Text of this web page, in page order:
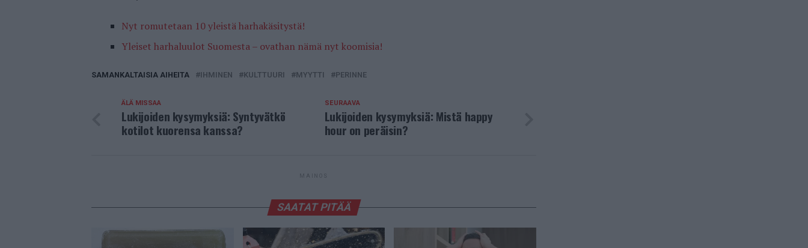
Nyt romutetaan 10 yleistä harhakäsitystä!
Yleiset harhaluulot Suomesta – ovathan nämä nyt koomisia!
SAMANKALTAISIA AIHEITA IHMINEN KULTTUURI MYYTTI PERINNE
SEURAAVA
Lukijoiden kysymyksiä: Mistä happy
hour on peräisin?
ÄLÄ MISSAA
Lukijoiden kysymyksiä: Syntyvätkö
kotilot kuorensa kanssa?
MAINOS
SAATAT PITÄÄ